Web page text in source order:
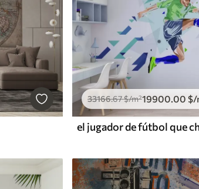
33166.67$/m²19900.00 $/